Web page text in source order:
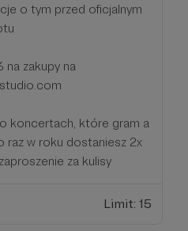
o tym przed oficjalnym
na zakupy na
koncertach, które gram a
raz w roku dostaniesz 2x
za kulisy
Limit: 15